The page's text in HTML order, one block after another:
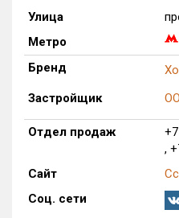
Только новые
Оценка ЕРЗ ЖК
от
с
Улица
Метро
Бренд
Застройщик
Отдел продаж
,
Сайт
Соц. сети